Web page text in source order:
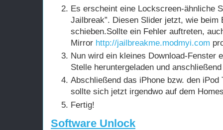
Es erscheint eine Lockscreen-ähnliche
Jailbreak”. Diesen Slider jetzt, wie beim
schieben.Sollte ein Fehler auftreten,
Mirror http://jailbreakme.modmyi.com
Nun wird ein kleines Download-Fenster
Stelle heruntergeladen und
Abschließend das iPhone bzw. den
sollte sich jetzt irgendwo auf dem
Fertig!
Software Unlock